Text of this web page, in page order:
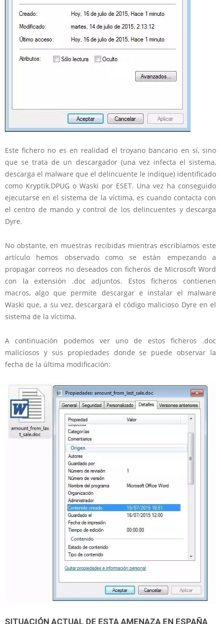
Este fichero no es en realidad el troyano bancario en sí, sino
que se trata de un descargador (una vez infecta el sistema,
descarga el malware que el delincuente le indique) identificado
como Kryptik.DPUG o Waski por ESET. Una vez ha conseguido
ejecutarse en el sistema de la víctima, es cuando contacta con
el centro de mando y control de los delincuentes y descarga
Dyre.
No obstante, en muestras recibidas mientras escribíamos este
artículo hemos observado como se están empezando a
propagar correos no deseados con ficheros de Microsoft Word
con la extensión .doc adjuntos. Estos ficheros contienen
macros, algo que permite descargar e instalar el malware
Waski que, a su vez, descargará el código malicioso Dyre en el
sistema de la víctima.
A continuación podemos ver uno de estos ficheros .doc
maliciosos y sus propiedades donde se puede observar la
fecha de la última modificación:
SITUACIÓN ACTUAL DE ESTA AMENAZA EN ESPAÑA